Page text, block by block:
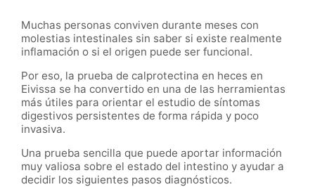
Muchas personas conviven durante meses con
molestias intestinales sin saber si existe realmente
inflamación o si el origen puede ser funcional.
Por eso, la prueba de calprotectina en heces en
Eivissa se ha convertido en una de las herramientas
más útiles para orientar el estudio de síntomas
digestivos persistentes de forma rápida y poco
invasiva.
Una prueba sencilla que puede aportar información
muy valiosa sobre el estado del intestino y ayudar a
decidir los siguientes pasos diagnósticos.